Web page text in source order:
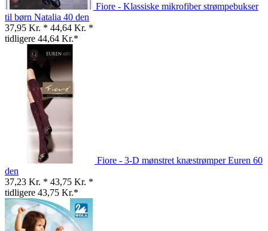
Fiore - Klassiske mikrofiber strømpebukser
til børn Natalia 40 den
37,95 Kr. * 44,64 Kr. *
tidligere 44,64 Kr.*
Fiore - 3-D mønstret knæstrømper Euren 60
den
37,23 Kr. * 43,75 Kr. *
tidligere 43,75 Kr.*